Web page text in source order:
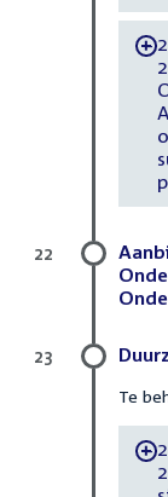
-
22
Te
-
23